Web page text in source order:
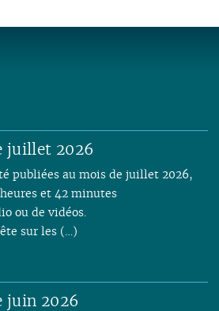
juillet 2026
publiées au mois de juillet 2026,
et 42 minutes
ou de vidéos.
sur les (…)
juin 2026